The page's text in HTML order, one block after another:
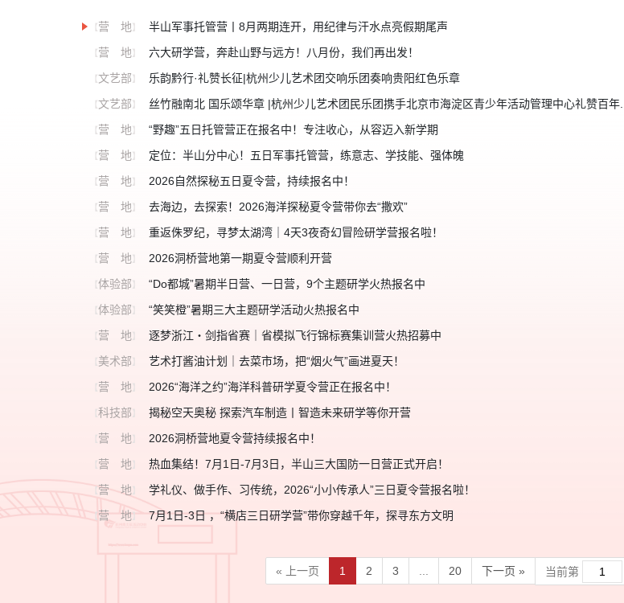
【营 地】 半山军事托管营丨8月两期连开，用纪律与汗水点亮假期尾声
【营 地】 六大研学营，奔赴山野与远方！八月份，我们再出发！
【文艺部】 乐韵黔行·礼赞长征|杭州少儿艺术团交响乐团奏响贵阳红色乐章
【文艺部】 丝竹融南北 国乐颂华章 |杭州少儿艺术团民乐团携手北京市海淀区青少年活动管理中心礼赞百年...
【营 地】 “野趣”五日托管营正在报名中！专注收心，从容迈入新学期
【营 地 定位：半山分中心！五日军事托管营，练意志、学技能、强体魄
【营 地 2026自然探秘五日夏令营，持续报名中！
【营 地 去海边，去探索！2026海洋探秘夏令营带你去“撒欢”
【营 地 重返侏罗纪，寻梦太湖湾｜4天3夜奇幻冒险研学营报名啦！
营 地 2026洞桥营地第一期夏令营顺利开营
体验部 “Do都城”暑期半日营、一日营，9个主题研学火热报名中
体验部 “笑笑橙”暑期三大主题研学活动火热报名中
营 地 逐梦浙江・剑指省赛｜省模拟飞行锦标赛集训营火热招募中
美术部 艺术打酱油计划｜去菜市场，把“烟火气”画进夏天！
营 地 2026“海洋之约”海洋科普研学夏令营正在报名中！
科技部 揭秘空天奥秘 探索汽车制造丨智造未来研学等你开营
【营 地 2026洞桥营地夏令营持续报名中！
营 地 热血集结！7月1日-7月3日，半山三大国防一日营正式开启！
营 地 学礼仪、做手作、习传统，2026“小小传承人”三日夏令营报名啦！
营 地 7月1日-3日 ，“横店三日研学营”带你穿越千年，探寻东方文明
« 上一页 1 2 3 20 下一页 » 当前第